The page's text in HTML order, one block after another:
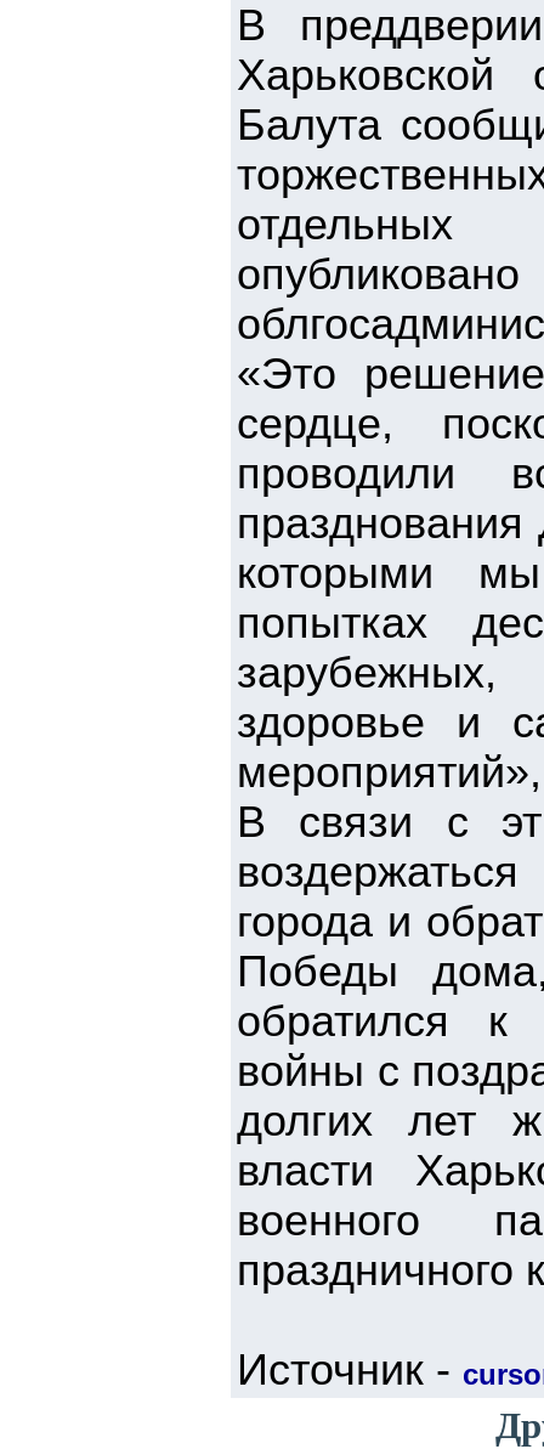
В
Харьковской
Балута
отдельных
«Это
сердце,
проводили
которыми мы
попытках
зарубежных,
здоровье и
В связи с
города и
Победы
обратился к
войны с
долгих лет
власти
военного
праздничного
Источник -